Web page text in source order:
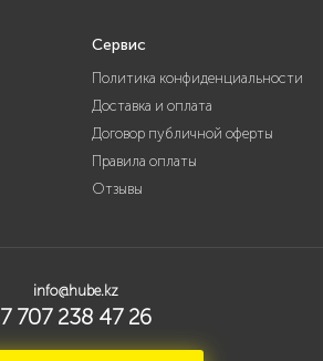
Сервис
Политика конфиденциальности
Доставка и оплата
Договор публичной оферты
Правила оплаты
Отзывы
info@hube.kz
7 707 238 47 26